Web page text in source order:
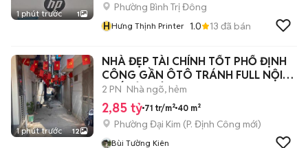
1 phút trước 1
Phường Bình Trị Đông
HHưng Thịnh Printer 1.0 13 đã bán
1 phút trước 12
NHÀ ĐẸP TÀI CHÍNH TỐT PHỐ ĐỊNH
CÔNG GẦN ÔTÔ TRÁNH FULL NỘI
THẤT Ở LUÔN
2 PN Nhà ngõ, hẻm
2,85 tỷ 71 tr/m² 40 m²
Phường Đại Kim (P. Định Công mới)
Bùi Tường Kiên